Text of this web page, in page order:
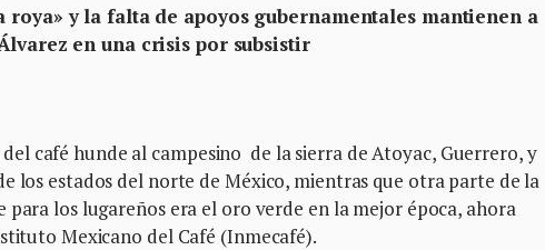
roya» y la falta de apoyos gubernamentales mantienen a
en una crisis por subsistir
del café hunde al campesino de la sierra de Atoyac, Guerrero, y
los estados del norte de México, mientras que otra parte de la
para los lugareños era el oro verde en la mejor época, ahora
Mexicano del Café (Inmecafé).